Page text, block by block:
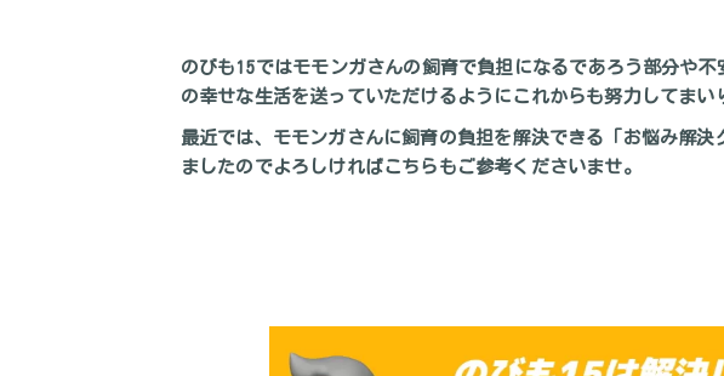
のびも15ではモモンガさんの飼育で負担になるであろう部分や
の幸せな生活を送っていただけるようにこれからも努力してまい
最近では、 モモンガさんに飼育の負担を解決できる「お悩み解
ましたのでよろしければこちらもご参考くださいませ。